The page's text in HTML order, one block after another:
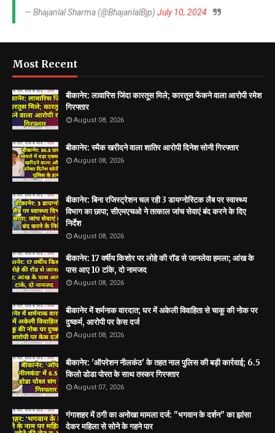
— Bhajanlal Sharma (@BhajanlalBjp) July 10, 2024
Most Recent
बीकानेर: लावारिस जिंदा कारतूस मिले; कारतूस फेंकने वाला आरोपी रमेश
गिरफ्तार
August 08, 2026
बीकानेर: स्मैक खरीदने वाला शातिर आरोपी दिनेश सोनी गिरफ्तार
August 08, 2026
बीकानेर: बिना रजिस्ट्रेशन चल रही 3 डायग्नोस्टिक लैब पर स्वास्थ्य
विभाग का छापा; सीएमएचओ ने तत्काल जांच सेवाएं बंद करने के दिए
निर्देश
August 08, 2026
बीकानेर: 17 वर्षीय किशोर पर लोहे की रॉड से जानलेवा हमला; आंख के
पास आए 10 टांके, दो नामजद
August 08, 2026
बीकानेर में शर्मनाक वारदात; घर में अकेली विवाहिता से चाकू की नोक पर
दुष्कर्म, आरोपी पर केस दर्ज
August 08, 2026
बीकानेर: 'ऑपरेशन नीलकंठ' के तहत नाल पुलिस की बड़ी कार्रवाई; 6.5
किलो डोडा पोस्त के साथ तस्कर गिरफ्तार
August 07, 2026
गंगाशहर में ठगी का अनोखा मामला दर्ज: "भगवान के दर्शन" का झांसा
देकर महिला से सोने के गहने पार